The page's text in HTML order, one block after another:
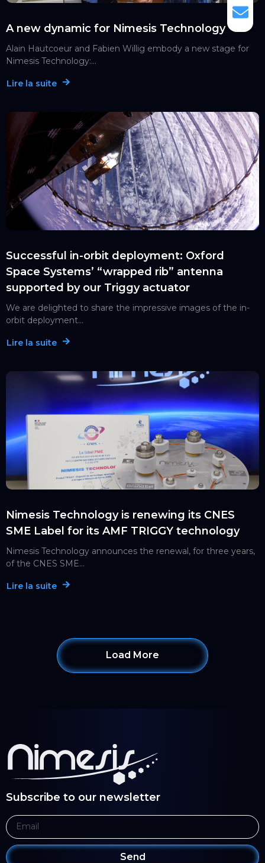
A new dynamic for Nimesis Technology
Alain Hautcoeur and Fabien Willig embody a new stage for
Nimesis Technology:...
Lire la suite
Successful in-orbit deployment: Oxford
Space Systems’ “wrapped rib” antenna
supported by our Triggy actuator
We are delighted to share the impressive images of the in-
orbit deployment...
Lire la suite
Nimesis Technology is renewing its CNES
SME Label for its AMF TRIGGY technology
Nimesis Technology announces the renewal, for three years,
of the CNES SME...
Lire la suite
Load More
Subscribe to our newsletter
Send